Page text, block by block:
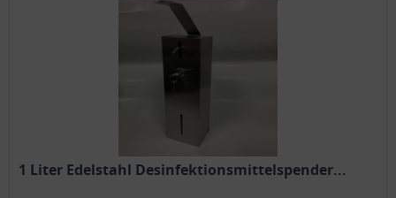
1 Liter Edelstahl Desinfektionsmittelspender...